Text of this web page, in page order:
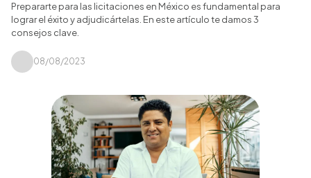
Prepararte para las licitaciones en México es fundamental para
lograr el éxito y adjudicártelas. En este artículo te damos 3
consejos clave.
08/08/2023